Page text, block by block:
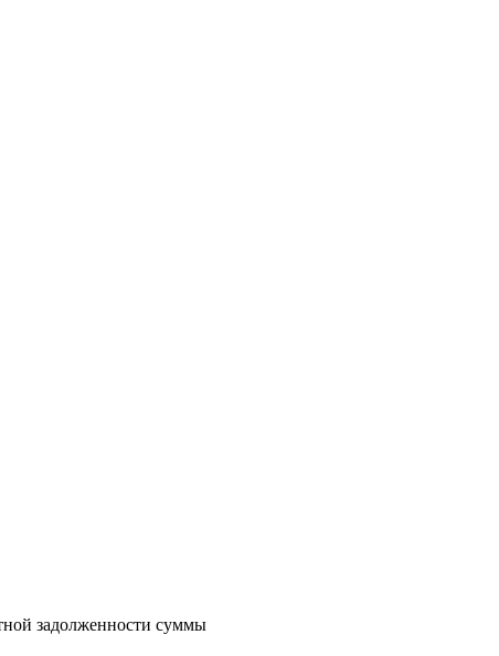
задолженности суммы